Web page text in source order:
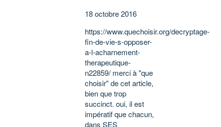
18 octobre 2016
https://www.quechoisir.org/decryptage-
fin-de-vie-s-opposer-
a-l-acharnement-
therapeutique-
n22859/ merci à "que
choisir" de cet article,
bien que trop
succinct. oui, il est
impératif que chacun,
dans SES